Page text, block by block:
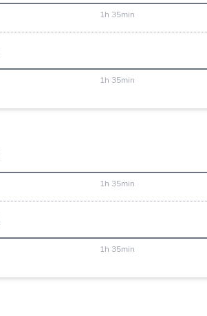
1h 35min
1h 35min
1h 35min
1h 35min